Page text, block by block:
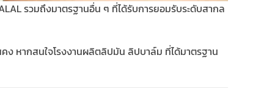
รวมถึงมาตรฐานอื่น ๆ ที่ได้รับการยอมรับระดับสากล
หากสนใจโรงงานผลิตลิปมัน ลิปบาล์ม ที่ได้มาตรฐาน